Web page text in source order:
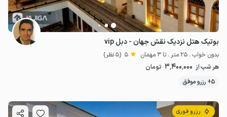
بوتیک هتل نزدیک نقش جهان - دبل vip
بدون خواب . 25 متر . تا 3 مهمان 5 (5 نظر)
هر شب از 3٬400٬000 تومان
5+ رزرو موفق
رزرو فوری